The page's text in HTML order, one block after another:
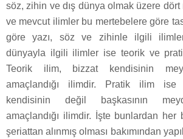
söz, zihin ve dış dünya olmak üzere dört
ve mevcut ilimler bu mertebelere göre
göre yazı, söz ve zihinle ilgili
dünyayla ilgili ilimler ise teorik ve
Teorik ilim, bizzat kendisinin
amaçlandığı ilimdir. Pratik ilim ise
kendisinin değil başkasının
amaçlandığı ilimdir. İşte bunlardan her
şeriattan alınmış olması bakımından